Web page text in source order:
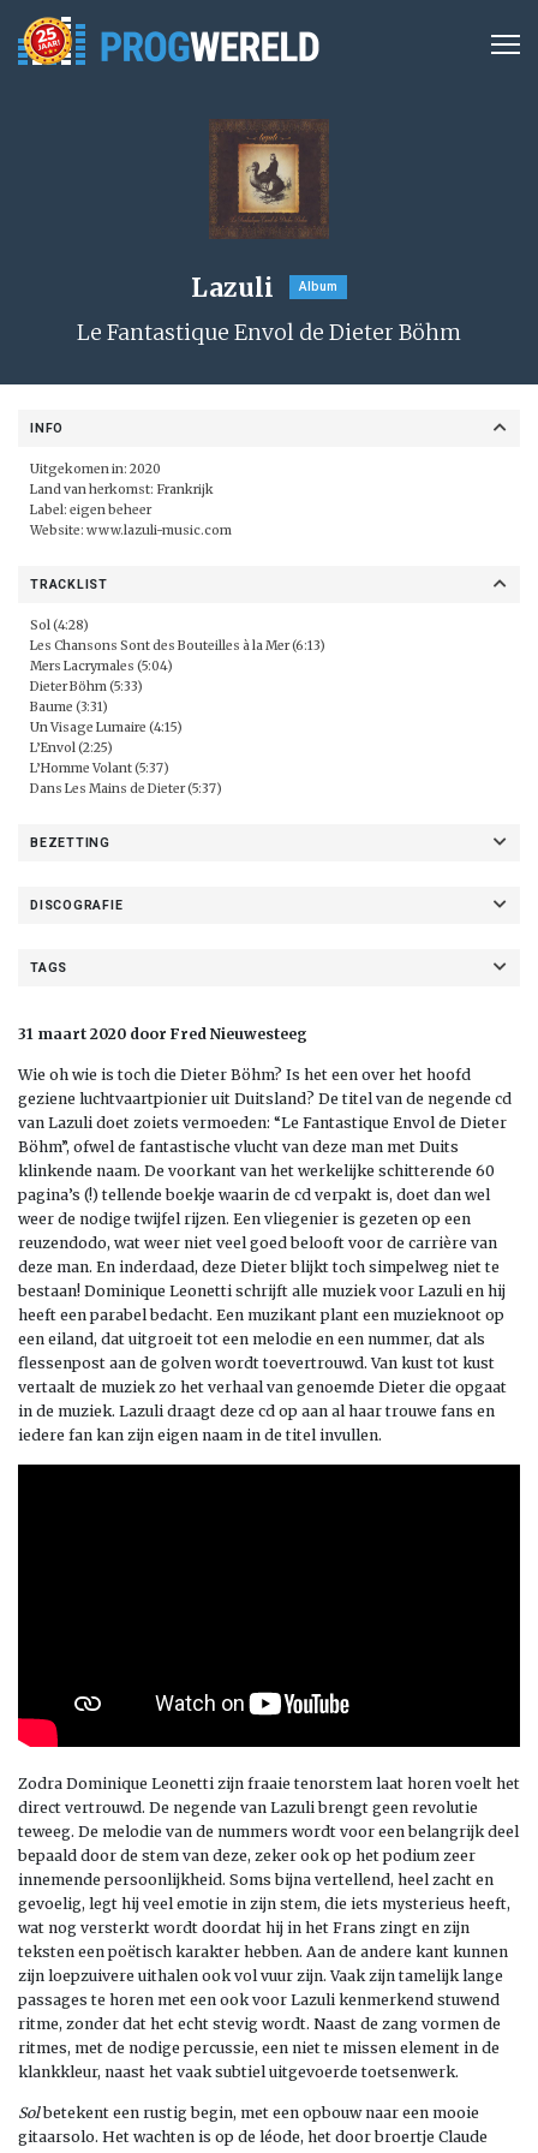
Lazuli Album
Le Fantastique Envol de Dieter Böhm
INFO
Uitgekomen in: 2020
Land van herkomst: Frankrijk
Label: eigen beheer
Website: www.lazuli-music.com
TRACKLIST
Sol (4:28)
Les Chansons Sont des Bouteilles à la Mer (6:13)
Mers Lacrymales (5:04)
Dieter Böhm (5:33)
Baume (3:31)
Un Visage Lumaire (4:15)
L’Envol (2:25)
L’Homme Volant (5:37)
Dans Les Mains de Dieter (5:37)
BEZETTING
DISCOGRAFIE
TAGS
31 maart 2020 door Fred Nieuwesteeg
Wie oh wie is toch die Dieter Böhm? Is het een over het hoofd
geziene luchtvaartpionier uit Duitsland? De titel van de negende cd
van Lazuli doet zoiets vermoeden: “Le Fantastique Envol de Dieter
Böhm”, ofwel de fantastische vlucht van deze man met Duits
klinkende naam. De voorkant van het werkelijke schitterende 60
pagina’s (!) tellende boekje waarin de cd verpakt is, doet dan wel
weer de nodige twijfel rijzen. Een vliegenier is gezeten op een
reuzendodo, wat weer niet veel goed belooft voor de carrière van
deze man. En inderdaad, deze Dieter blijkt toch simpelweg niet te
bestaan! Dominique Leonetti schrijft alle muziek voor Lazuli en hij
heeft een parabel bedacht. Een muzikant plant een muzieknoot op
een eiland, dat uitgroeit tot een melodie en een nummer, dat als
flessenpost aan de golven wordt toevertrouwd. Van kust tot kust
vertaalt de muziek zo het verhaal van genoemde Dieter die opgaat
in de muziek. Lazuli draagt deze cd op aan al haar trouwe fans en
iedere fan kan zijn eigen naam in de titel invullen.
Zodra Dominique Leonetti zijn fraaie tenorstem laat horen voelt het
direct vertrouwd. De negende van Lazuli brengt geen revolutie
teweeg. De melodie van de nummers wordt voor een belangrijk deel
bepaald door de stem van deze, zeker ook op het podium zeer
innemende persoonlijkheid. Soms bijna vertellend, heel zacht en
gevoelig, legt hij veel emotie in zijn stem, die iets mysterieus heeft,
wat nog versterkt wordt doordat hij in het Frans zingt en zijn
teksten een poëtisch karakter hebben. Aan de andere kant kunnen
zijn loepzuivere uithalen ook vol vuur zijn. Vaak zijn tamelijk lange
passages te horen met een ook voor Lazuli kenmerkend stuwend
ritme, zonder dat het echt stevig wordt. Naast de zang vormen de
ritmes, met de nodige percussie, een niet te missen element in de
klankkleur, naast het vaak subtiel uitgevoerde toetsenwerk.
Solbetekent een rustig begin, met een opbouw naar een mooie
gitaarsolo. Het wachten is op de léode, het door broertje Claude